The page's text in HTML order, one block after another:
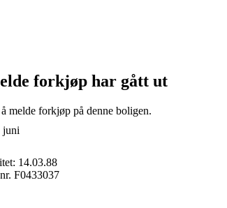
forkjøp har gått ut
melde forkjøp på denne boligen.
juni
14.03.88
F0433037